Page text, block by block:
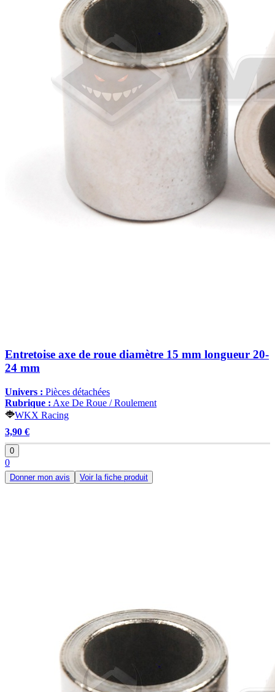
Entretoise axe de roue diamètre 15 mm longueur 20-
24 mm
Univers : Pièces détachées
Rubrique : Axe De Roue / Roulement
WKX Racing
3,90 €
0
0
Donner mon avis Voir la fiche produit